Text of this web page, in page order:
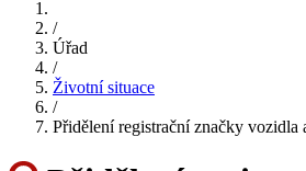
/
Úřad
/
Životní situace
/
Přidělení registrační značky